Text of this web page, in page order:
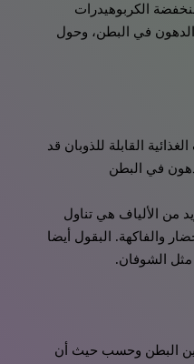
الكربوهيدرات
في البطن، وحول
القابلة للذوبان قد
في البطن
من الألياف هي تناول
والفاكهة. البقول أيضا
الشوفان.
البطن وحسب حيث أن